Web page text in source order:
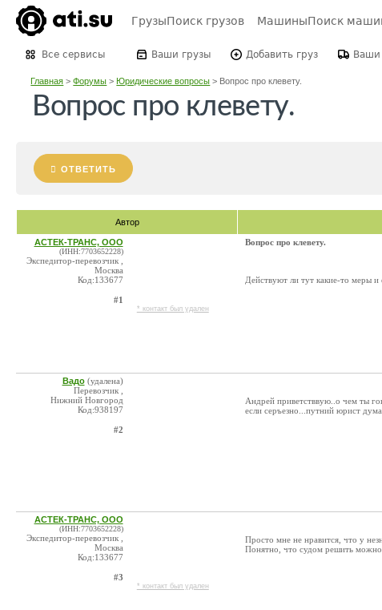
ГрузыПоиск грузов МашиныПоиск
Все сервисы Ваши грузы Добавить груз
Главная >Форумы >Юридические вопросы > Вопрос про клевету.
Вопрос про клевету.
ОТВЕТИТЬ
Автор
АСТЕК-ТРАНС, ООО
(ИНН:7703652228)
Экспедитор-перевозчик ,
Москва
Код:133677
#1
* контакт был удален
Вопрос про клевету.
Действуют ли тут какие-то меры и
Вадо (удалена)
Перевозчик ,
Нижний Новгород
Код:938197
#2
Андрей приветстввую..о чем ты
если серъезно...путний юрист
АСТЕК-ТРАНС, ООО
(ИНН:7703652228)
Экспедитор-перевозчик ,
Москва
Код:133677
#3
* контакт был удален
Просто мне не нравится, что у
Понятно, что судом решить можно